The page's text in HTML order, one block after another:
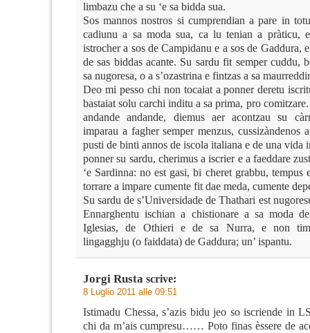
limbazu che a su ‘e sa bidda sua.
Sos mannos nostros si cumprendian a pare in
cadiunu a sa moda sua, ca lu tenian a pràticu,
istrocher a sos de Campidanu e a sos de Gaddura,
de sas biddas acante. Su sardu fit semper cuddu,
sa nugoresa, o a s’ozastrina e fintzas a sa
Deo mi pesso chi non tocaiat a ponner deretu
bastaiat solu carchi inditu a sa prima, pro
andande andande, diemus aer acontzau su
imparau a fagher semper menzus, cussizàndenos
pusti de binti annos de iscola italiana e de una vida
ponner su sardu, cherimus a iscrier e a faeddare
‘e Sardinna: no est gasi, bi cheret grabbu, tempus
torrare a impare cumente fit dae meda, cumente
Su sardu de s’Universidade de Thathari est
Ennarghentu ischian a chistionare a sa moda
Iglesias, de Othieri e de sa Nurra, e non
lingagghju (o faiddata) de Gaddura; un’ ispantu.
Jorgi Rusta scrive:
8 Luglio 2011 alle 09:51
Istimadu Chessa, s’azis bidu jeo so iscriende in
chi da m’ais cumpresu…… Poto finas èssere de